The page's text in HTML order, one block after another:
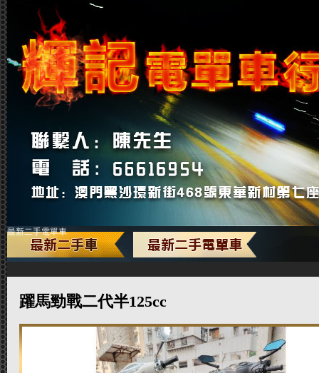
最新二手電單車
躍馬勁戰二代半125cc